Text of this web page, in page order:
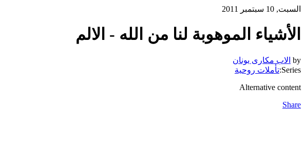
السبت, 10 سبتمبر 2011
الأشياء الموهوبة لنا من الله - الالم
by الاب مكارى يونان
Series: تأملات روحية
Alternative content
Share